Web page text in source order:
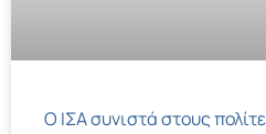
Ο ΙΣΑ συνιστά στους